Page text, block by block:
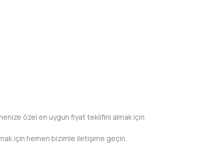
özel en uygun fiyat teklifini almak için
için hemen bizimle iletişime geçin.